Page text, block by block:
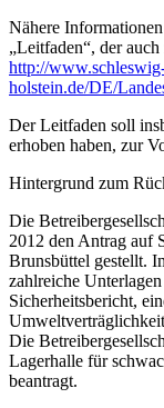
Nähere
„Leitfaden“, der
http://
holstein.de/DE/
Der Leitfaden soll
erhoben haben, zur
Hintergrund zum
Die
2012 den Antrag auf
Brunsbüttel gestellt.
zahlreiche
Sicherheitsbericht,
Die
Lagerhalle für
beantragt.